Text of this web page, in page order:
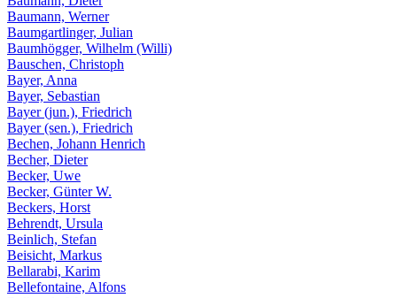
Baumann, Werner
Baumgartlinger, Julian
Baumhögger, Wilhelm (Willi)
Bauschen, Christoph
Bayer, Anna
Bayer, Sebastian
Bayer (jun.), Friedrich
Bayer (sen.), Friedrich
Bechen, Johann Henrich
Becher, Dieter
Becker, Uwe
Becker, Günter W.
Beckers, Horst
Behrendt, Ursula
Beinlich, Stefan
Beisicht, Markus
Bellarabi, Karim
Bellefontaine, Alfons